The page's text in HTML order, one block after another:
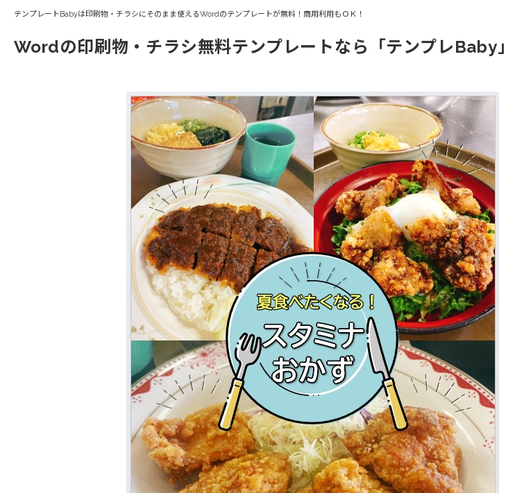
テンプレートBabyは印刷物・チラシにそのまま使えるWordのテンプレートが無料！商用利用もＯＫ！
Wordの印刷物・チラシ無料テンプレートなら「テンプレBaby」